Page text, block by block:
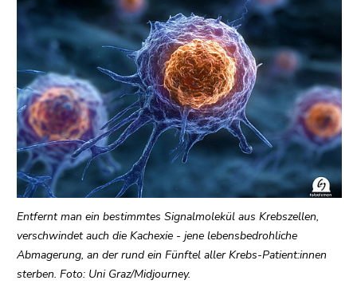
Sie diesen
Link.
Zum
Inhalt
(Zugriffstaste
1)
Zur
Positionsanzeige
(Zugriffstaste
2)
Zur
Hauptnavigation
(Zugriffstaste
Entfernt man ein bestimmtes Signalmolekül aus Krebszellen,
verschwindet auch die Kachexie - jene lebensbedrohliche
Abmagerung, an der rund ein Fünftel aller Krebs-Patient:innen
sterben. Foto: Uni Graz/Midjourney.